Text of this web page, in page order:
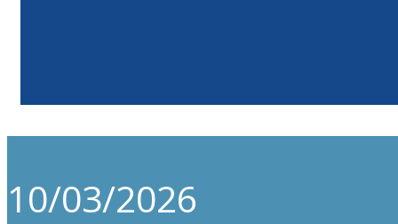
10/03/2026